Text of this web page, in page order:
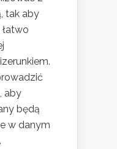
tak aby
aby
będą
w danym